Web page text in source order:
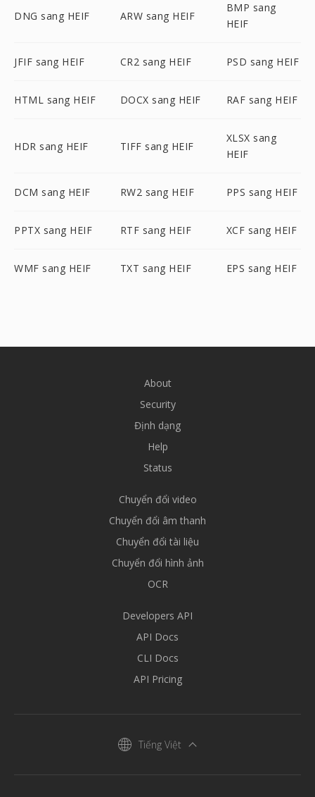
DNG sang HEIF ARW sang HEIF
BMP sang
HEIF
JFIF sang HEIF CR2 sang HEIF PSD sang HEIF
HTML sang HEIF DOCX sang HEIF RAF sang HEIF
HDR sang HEIF TIFF sang HEIF
XLSX sang
HEIF
DCM sang HEIF RW2 sang HEIF PPS sang HEIF
PPTX sang HEIF RTF sang HEIF XCF sang HEIF
WMF sang HEIF TXT sang HEIF EPS sang HEIF
About
Security
Định dạng
Help
Status
Chuyển đổi video
Chuyển đổi âm thanh
Chuyển đổi tài liệu
Chuyển đổi hình ảnh
OCR
Developers API
API Docs
CLI Docs
API Pricing
Tiếng Việt